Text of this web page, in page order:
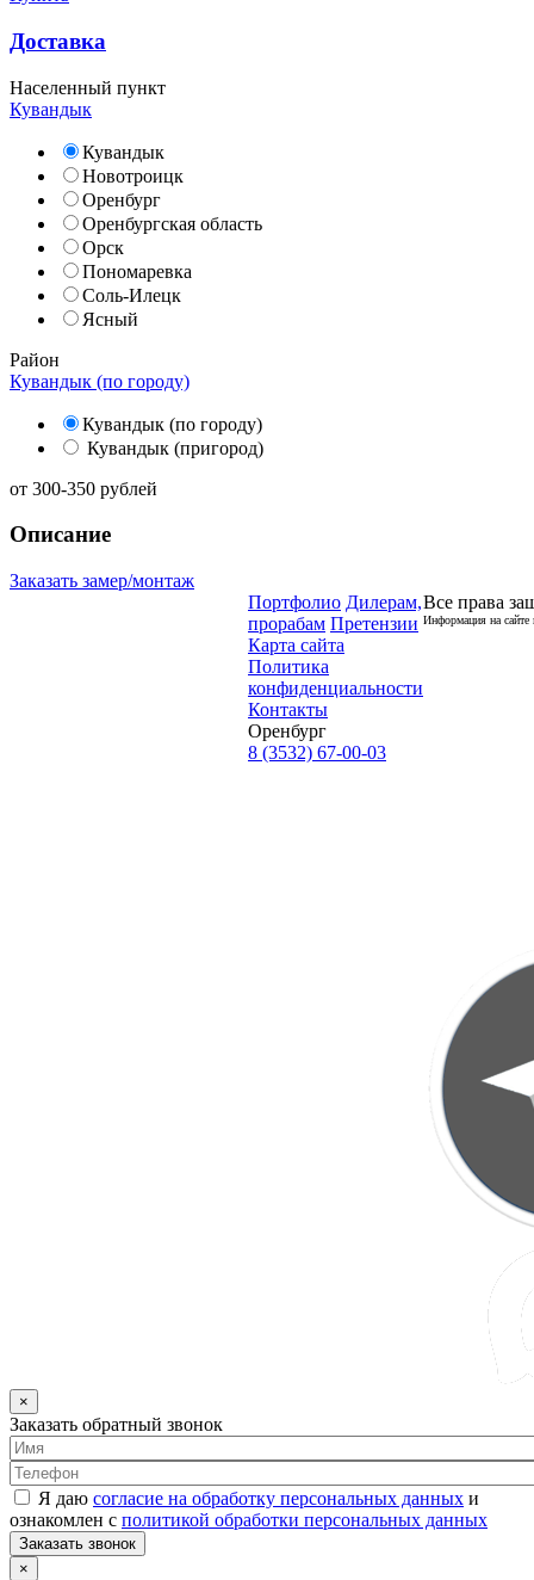
Доставка
Населенный пункт
Кувандык
Кувандык
Новотроицк
Оренбург
Оренбургская область
Орск
Пономаревка
Соль-Илецк
Ясный
Район
Кувандык (по городу)
Кувандык (по городу)
Кувандык (пригород)
от 300-350 рублей
Описание
Заказать замер/монтаж
Портфолио Дилерам,
прорабам Претензии
Карта сайта
Политика
конфиденциальности
Контакты
Оренбург
8 (3532) 67-00-03
Все права
Информация на сайте
×
Заказать обратный звонок
Я даю согласие на обработку персональных данных и
ознакомлен с политикой обработки персональных данных
Заказать звонок
×